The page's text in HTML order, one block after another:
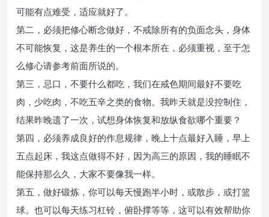
可能有点难受，适应就好了。
第二，必须把修心断念做好，不戒除所有的负面念头，身体
不可能恢复，这是养生的一个根本所在，必须重视，至于怎
么修心请参考前面所说的。
第三，忌口，不要什么都吃，我们在戒色期间最好不要吃
肉，少吃肉，不吃五辛之类的食物。我昨天就是没控制住，
结果昨晚遗了一次，试想身体恢复和放纵食欲哪个重要？
第四，必须养成良好的作息规律，晚上十点最好入睡，早上
五点起床，我这点做得不好，因为高三的原因，我的睡眠不
能保持那么久，大家不要像我一样。
第五，做好锻炼，你可以每天慢跑半小时，或散步，或打篮
球。也可以每天练习杠铃，俯卧撑等等，这可以有效帮助你